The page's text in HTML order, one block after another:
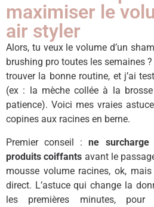
maximiser le
air styler
Alors, tu veux le volume d’un
brushing pro toutes les semaines
trouver la bonne routine, et j’ai
(ex : la mèche collée à la
patience). Voici mes vraies
copines aux racines en berne.
Premier conseil :ne
produits coiffants avant le
mousse volume racines, ok,
direct. L’astuce qui change la
les premières minutes, pour